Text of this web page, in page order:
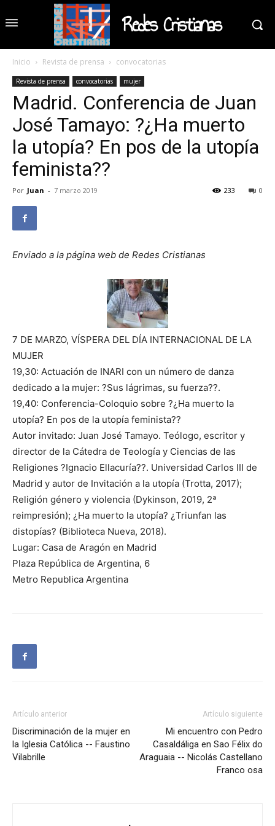
Redes Cristianas
Inicio Revista de prensa convocatorias
Revista de prensa convocatorias mujer
Madrid. Conferencia de Juan
José Tamayo: ?¿Ha muerto
la utopía? En pos de la utopía
feminista??
Por Juan - 7 marzo 2019 0
233
Enviado a la página web de Redes Cristianas
7 DE MARZO, VÍSPERA DEL DÍA INTERNACIONAL DE LA
MUJER
19,30: Actuación de INARI con un número de danza
dedicado a la mujer: ?Sus lágrimas, su fuerza??.
19,40: Conferencia-Coloquio sobre ?¿Ha muerto la
utopía? En pos de la utopía feminista??
Autor invitado: Juan José Tamayo. Teólogo, escritor y
director de la Cátedra de Teología y Ciencias de las
Religiones ?Ignacio Ellacuría??. Universidad Carlos III de
Madrid y autor de Invitación a la utopía (Trotta, 2017);
Religión género y violencia (Dykinson, 2019, 2ª
reimpresión); ¿Ha muerto la utopía? ¿Triunfan las
distopías? (Biblioteca Nueva, 2018).
Lugar: Casa de Aragón en Madrid
Plaza República de Argentina, 6
Metro Republica Argentina
Artículo anterior
Discriminación de la mujer en
la Iglesia Católica -- Faustino
Vilabrille
Artículo siguiente
Mi encuentro con Pedro
Casaldáliga en Sao Félix do
Araguaia -- Nicolás Castellano
Franco osa